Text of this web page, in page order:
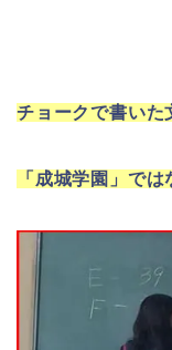
チョークで書いた
「成城学園」で